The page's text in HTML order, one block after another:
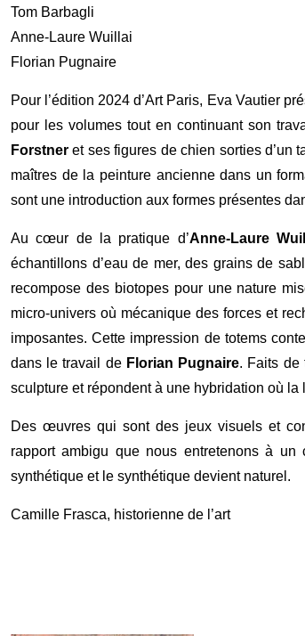
Tom Barbagli
Anne-Laure Wuillai
Florian Pugnaire
Pour l’édition 2024 d’Art Paris, Eva Vautier
pour les volumes tout en continuant son
Forstner et ses figures de chien sorties d’un
maîtres de la peinture ancienne dans un
sont une introduction aux formes présentes
Au cœur de la pratique d’Anne-Laure
échantillons d’eau de mer, des grains de
recompose des biotopes pour une nature
micro-univers où mécanique des forces et
imposantes. Cette impression de totems
dans le travail de Florian Pugnaire. Faits de
sculpture et répondent à une hybridation où
Des œuvres qui sont des jeux visuels et
rapport ambigu que nous entretenons à
synthétique et le synthétique devient naturel.
Camille Frasca, historienne de l’art